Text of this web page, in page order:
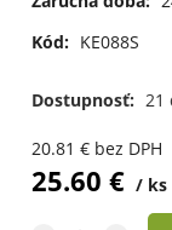
Kód: KE088S
Dostupnosť: 21
20.81 € bez DPH
25.60 € ks